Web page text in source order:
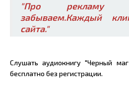
"Про рекламу
забываем.Каждый
сайта."
Слушать аудиокнигу "Черный
бесплатно без регистрации.